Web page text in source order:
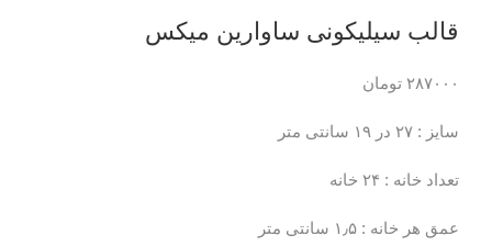
قالب سیلیکونی ساوارین میکس
۲۸۷۰۰۰ تومان
سایز : ۲۷ در ۱۹ سانتی متر
تعداد خانه : ۲۴ خانه
عمق هر خانه : ۱٫۵ سانتی متر